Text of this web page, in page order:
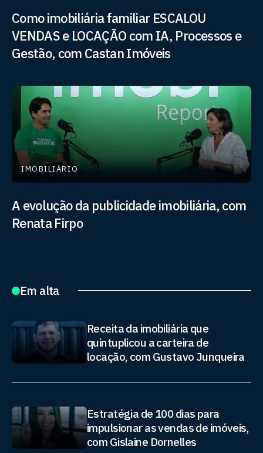
Como imobiliária familiar ESCALOU
VENDAS e LOCAÇÃO com IA, Processos e
Gestão, com Castan Imóveis
IMOBILIÁRIO
A evolução da publicidade imobiliária, com
Renata Firpo
Em alta
Receita da imobiliária que
quintuplicou a carteira de
locação, com Gustavo Junqueira
Estratégia de 100 dias para
impulsionar as vendas de imóveis,
com Gislaine Dornelles